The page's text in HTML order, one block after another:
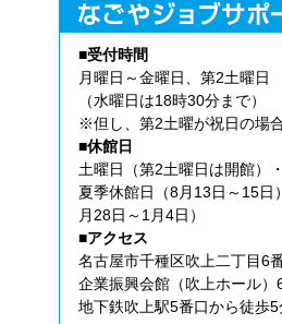
■受付時間
月曜日～金曜日、第2土曜
（水曜日は18時30分まで）
※但し、第2土曜が祝日の場
■休館日
土曜日（第2土曜日は開館）
夏季休館日（8月13日～15日
月28日～1月4日）
■アクセス
名古屋市千種区吹上二丁目6
企業振興会館（吹上ホール）
地下鉄吹上駅5番口から徒歩5